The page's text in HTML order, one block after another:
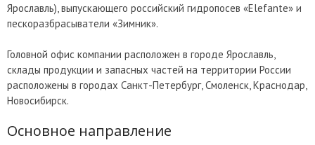
Ярославль), выпускающего российский гидропосев «Elefante» и
пескоразбрасыватели «Зимник».
Головной офис компании расположен в городе Ярославль,
склады продукции и запасных частей на территории России
расположены в городах Санкт-Петербург, Смоленск, Краснодар,
Новосибирск.
Основное направление